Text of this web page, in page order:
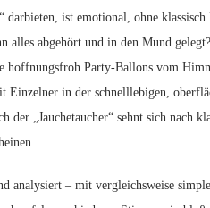
darbieten, ist emotional, ohne
abgehört und in den Mund
Party-Ballons vom
Einzelner in der schnelllebigen,
„Jauchetaucher“ sehnt sich nach
analysiert – mit vergleichsweise